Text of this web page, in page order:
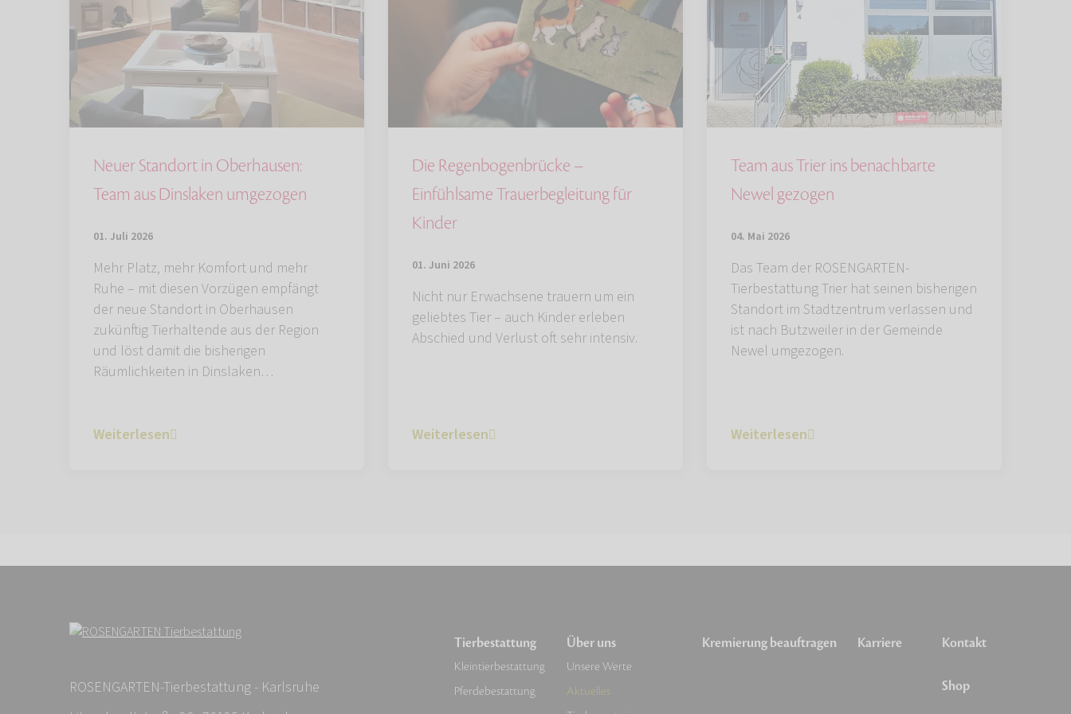
Neuer Standort in Oberhausen:
Team aus Dinslaken umgezogen
01. Juli 2026
Mehr Platz, mehr Komfort und mehr
Ruhe – mit diesen Vorzügen empfängt
der neue Standort in Oberhausen
zukünftig Tierhaltende aus der Region
und löst damit die bisherigen
Räumlichkeiten in Dinslaken…
Weiterlesen
Die Regenbogenbrücke –
Einfühlsame Trauerbegleitung für
Kinder
01. Juni 2026
Nicht nur Erwachsene trauern um ein
geliebtes Tier – auch Kinder erleben
Abschied und Verlust oft sehr intensiv.
Weiterlesen
Team aus Trier ins benachbarte
Newel gezogen
04. Mai 2026
Das Team der ROSENGARTEN-
Tierbestattung Trier hat seinen bisherigen
Standort im Stadtzentrum verlassen und
ist nach Butzweiler in der Gemeinde
Newel umgezogen.
Weiterlesen
ROSENGARTEN-Tierbestattung - Karlsruhe
Tierbestattung
Kleintierbestattung
Pferdebestattung
Über uns
Unsere Werte
Aktuelles
Kremierung beauftragen Karriere Kontakt
Shop